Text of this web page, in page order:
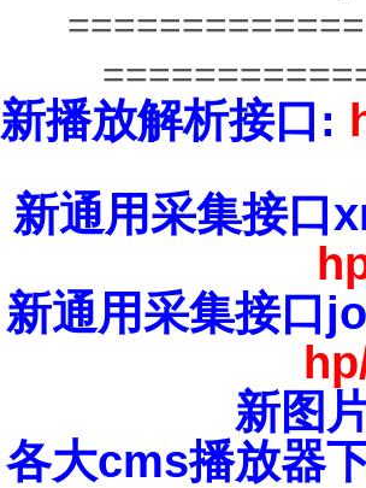
新播放解析接口:
新通用采集接口
新通用采集接口
新图
各大cms播放器